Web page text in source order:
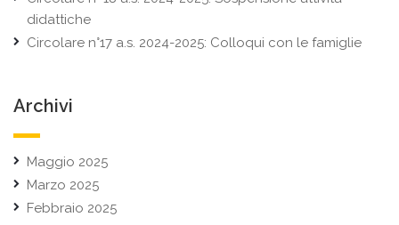
didattiche
Circolare n°17 a.s. 2024-2025: Colloqui con le famiglie
Archivi
Maggio 2025
Marzo 2025
Febbraio 2025